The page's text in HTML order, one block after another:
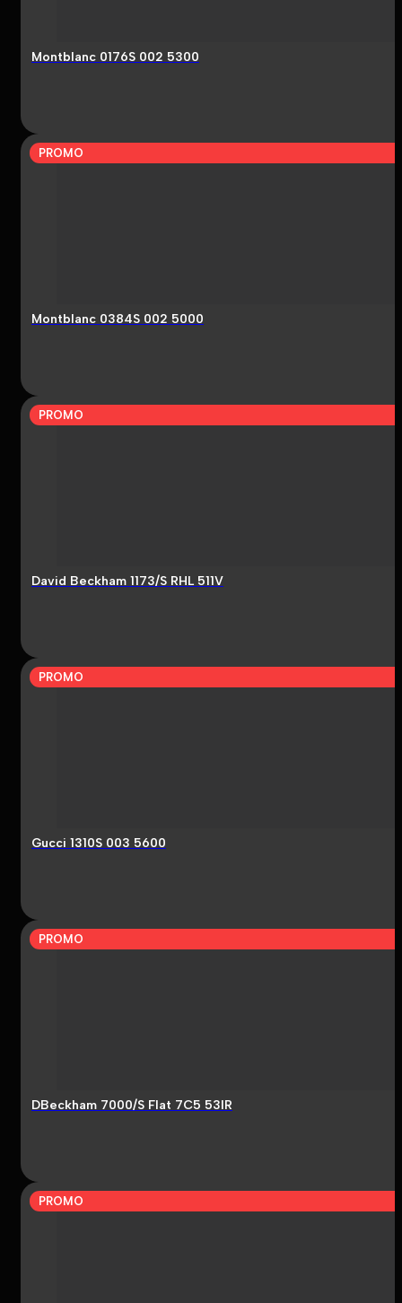
Montblanc 0176S 002 5300
PROMO
Montblanc 0384S 002 5000
PROMO
David Beckham 1173/S RHL 511V
PROMO
Gucci 1310S 003 5600
PROMO
DBeckham 7000/S Flat 7C5 53IR
PROMO